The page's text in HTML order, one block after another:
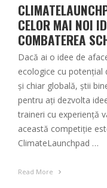
CELOR MAI NOI
COMBATEREA
Dacă ai o idee de
ecologice cu potențial
și chiar globală, știi
pentru ați dezvolta
traineri cu experiență
această competiție
ClimateLaunchpad …
Read More